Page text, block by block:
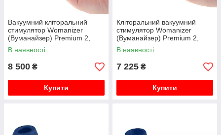
Вакуумний кліторальний
стимулятор Womanizer
(Вуманайзер) Premium 2,
Bordeux
В наявності
8 500 ₴
Купити
Кліторальний вакуумний
стимулятор Womanizer
(Вуманайзер) Premium 2,
Blueberry
В наявності
7 225 ₴
Купити